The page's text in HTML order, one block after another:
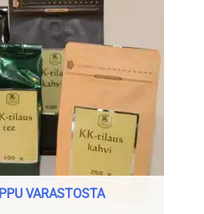
VARASTOSTA